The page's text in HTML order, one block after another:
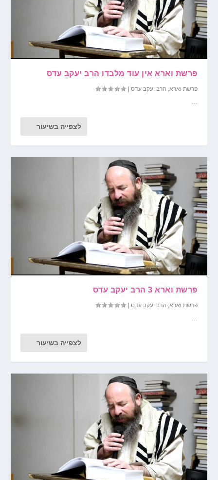
פרשת וארא אין עוד מלבדו הרב יעקב עדס
פרשת וארא, הרב יעקב עדס |
לצפייה בשיעור
פרשת וארא 3 הרב יעקב עדס
פרשת וארא הרב יעקב עדס |
לצפייה בשיעור